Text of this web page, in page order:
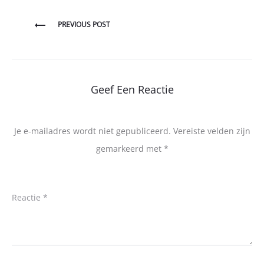
BerichtPREVIOUS POST
Geef Een Reactie
Je e-mailadres wordt niet gepubliceerd. Vereiste velden zijn
gemarkeerd met *
Reactie *